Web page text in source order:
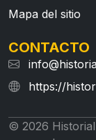
Mapa del sitio
CONTACTO
https://
© 2026